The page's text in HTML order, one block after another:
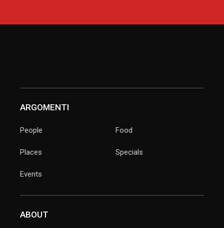
ARGOMENTI
People
Places
Events
Food
Specials
ABOUT